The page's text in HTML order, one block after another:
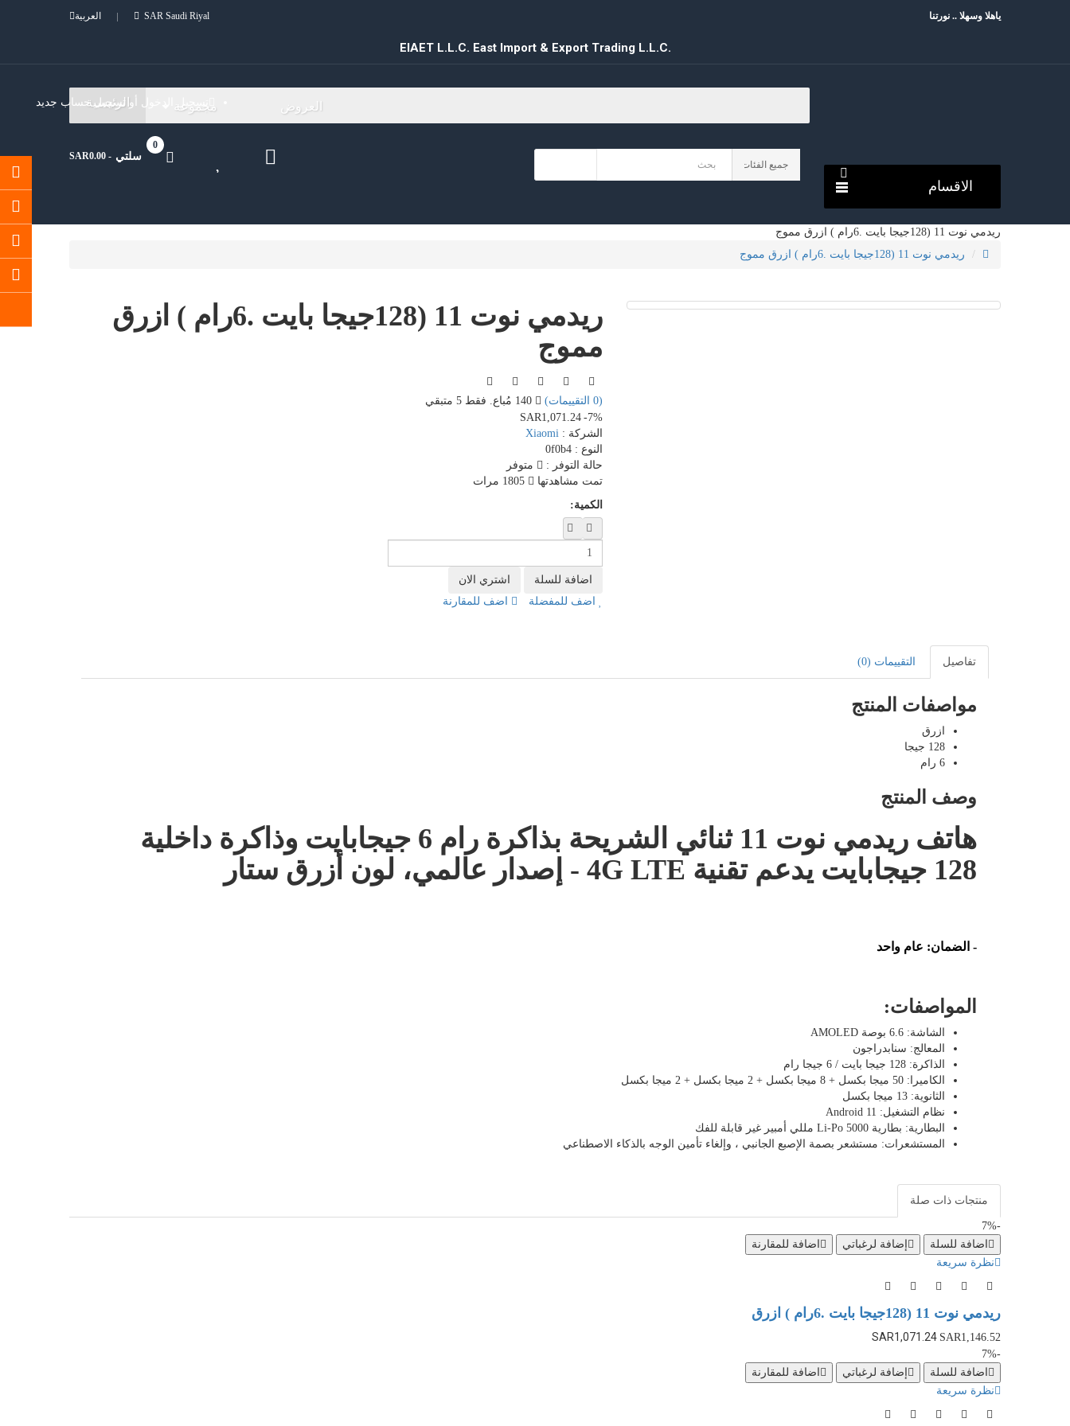
ياهلا وسهلا .. نورتنا SAR Saudi Riyal العربية
EIAET L.L.C. East Import & Export Trading L.L.C.
الرئيسية مجموعة العروض تسجيل الدخول أو تسجيل حساب جديد
الاقسام
سلتي
0
- SAR0.00
ريدمي نوت 11 (128جيجا بايت .6رام ) ازرق مموج
ريدمي نوت 11 (128جيجا بايت .6رام ) ازرق مموج
ريدمي نوت 11 (128جيجا بايت .6رام ) ازرق
مموج
(0 التقييمات)
SAR1,071.24 -7%
الشركة : Xiaomi
النوع : 0f0b4
حالة التوفر :
متوفر
تمت مشاهدتها
الكمية:
اضف للمفضلة اضف للمقارنة
تفاصيل التقييمات (0)
مواصفات المنتج
ازرق
128 جيجا
6 رام
وصف المنتج
هاتف ريدمي نوت 11 ثنائي الشريحة بذاكرة رام 6 جيجابايت وذاكرة داخلية
128 جيجابايت يدعم تقنية 4G LTE - إصدار عالمي، لون أزرق ستار
- الضمان: عام واحد
المواصفات:
الشاشة: 6.6 بوصة AMOLED
المعالج: سنابدراجون
الذاكرة: 128 جيجا بايت / 6 جيجا رام
الكاميرا: 50 ميجا بكسل + 8 ميجا بكسل + 2 ميجا بكسل + 2 ميجا بكسل
الثانوية: 13 ميجا بكسل
نظام التشغيل: Android 11
البطارية: بطارية Li-Po 5000 مللي أمبير غير قابلة للفك
المستشعرات: مستشعر بصمة الإصبع الجانبي ، وإلغاء تأمين الوجه بالذكاء الاصطناعي
منتجات ذات صلة
-7%
اضافة للسلة
إضافة لرغباتي
اضافة للمقارنة
نظرة سريعة
ريدمي نوت 11 (128جيجا بايت .6رام ) ازرق
SAR1,071.24 SAR1,146.52
-7%
اضافة للسلة
إضافة لرغباتي
اضافة للمقارنة
نظرة سريعة